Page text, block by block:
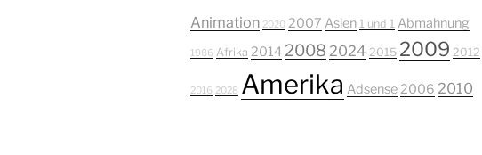
Animation 2020 2007 Asien 1 und 1 Abmahnung
1986 Afrika 2014 2008 2024 2015 2009 2012
2016 2028 Amerika Adsense2006 2010